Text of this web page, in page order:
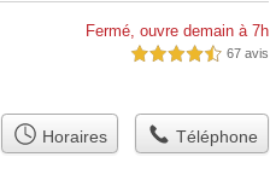
Fermé, ouvre demain à 7h
4,5 étoiles sur 5 67 avis
Horaires Téléphone